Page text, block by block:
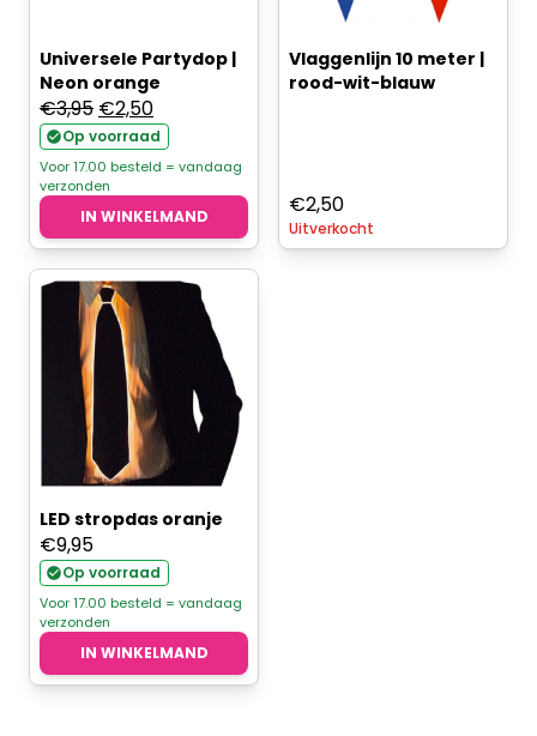
Universele Partydop |
Neon orange
€3,95 Oorspronkelijke
prijs
was:
€3,95.
€2,50Huidige
prijs
is:
€2,50.
Op voorraad
Voor 17.00 besteld = vandaag
verzonden
IN WINKELMAND
Vlaggenlijn 10 meter |
rood-wit-blauw
€2,50
Uitverkocht
LED stropdas oranje
€9,95
Op voorraad
Voor 17.00 besteld = vandaag
verzonden
IN WINKELMAND